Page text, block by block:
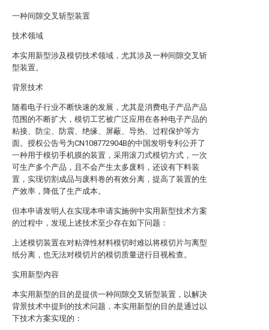
一种间隙交叉斩型装置
技术领域
本实用新型涉及模切技术领域，尤其涉及一种间隙交叉斩
型装置。
背景技术
随着电子行业不断快速的发展，尤其是消费电子产品产品
范围的不断扩大，模切工艺被广泛应用在各种电子产品的
粘接、防尘、防震、绝缘、屏蔽、导热、过程保护等方
面。授权公告号为CN108772904B的中国发明专利公开了
一种用于模切手机膜的装置，采用滚刀式模切方式，一次
可生产多个产品，且不会产生太多废料，还设有下料装
置，实现切割成品与废料卷的有效分离，提高了装置的生
产效率，降低了生产成本。
但本申请发明人在实现本申请实施例中实用新型技术方案
的过程中，发现上述技术至少存在如下问题：
上述模切装置在对粘弹性材料模切时难以将模切片与离型
纸分离，也无法对模切片的模切质量进行目视检查。
实用新型内容
本实用新型的目的是提供一种间隙交叉斩型装置，以解决
背景技术中提到的技术问题，本实用新型的目的是通过以
下技术方案实现的：